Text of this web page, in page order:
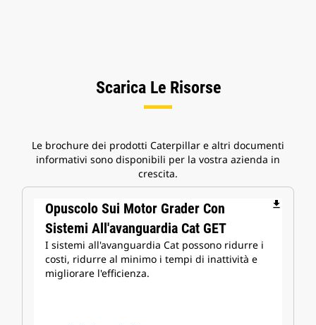
Scarica Le Risorse
Le brochure dei prodotti Caterpillar e altri documenti
informativi sono disponibili per la vostra azienda in
crescita.
Opuscolo Sui Motor Grader Con
Sistemi All'avanguardia Cat GET
file_download
I sistemi all'avanguardia Cat possono ridurre i
costi, ridurre al minimo i tempi di inattività e
migliorare l'efficienza.